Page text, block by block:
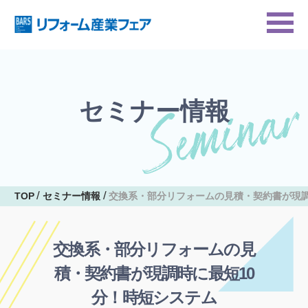
セミナー情報
TOP セミナー情報 交換系・部分リフォームの見積・契約書が現
交換系・部分リフォームの見
積・契約書が現調時に最短10
分！時短システム